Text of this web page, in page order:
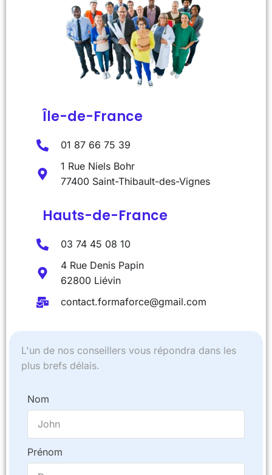
Île-de-France
01 87 66 75 39
1 Rue Niels Bohr
77400 Saint-Thibault-des-Vignes
Hauts-de-France
03 74 45 08 10
4 Rue Denis Papin
62800 Liévin
contact.formaforce@gmail.com
L'un de nos conseillers vous répondra dans les
plus brefs délais.
Nom
Prénom